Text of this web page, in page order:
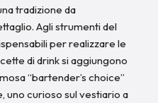
tradizione da
Agli strumenti del
per realizzare le
di drink si aggiungono
“bartender’s choice”
uno curioso sul vestiario a